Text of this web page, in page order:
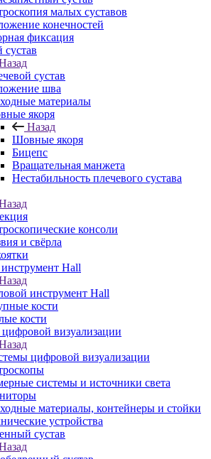
малых суставов
конечностей
фиксация
сустав
сустав
шва
материалы
якоря
Назад
Шовные якоря
Бицепс
Вращательная манжета
Нестабильность плечевого сустава
консоли
и свёрла
Hall
инструмент Hall
кости
кости
визуализации
цифровой визуализации
системы и источники света
материалы, контейнеры и стойки
устройства
сустав